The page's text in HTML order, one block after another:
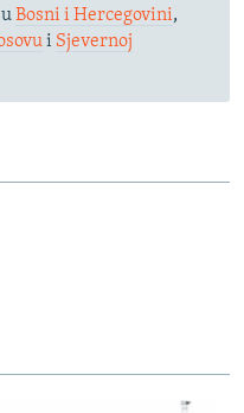
Bosni i Hercegovini,
i Sjevernoj